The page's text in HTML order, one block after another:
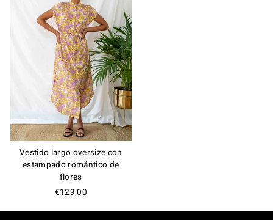
Vestido largo oversize con
estampado romántico de
flores
€129,00